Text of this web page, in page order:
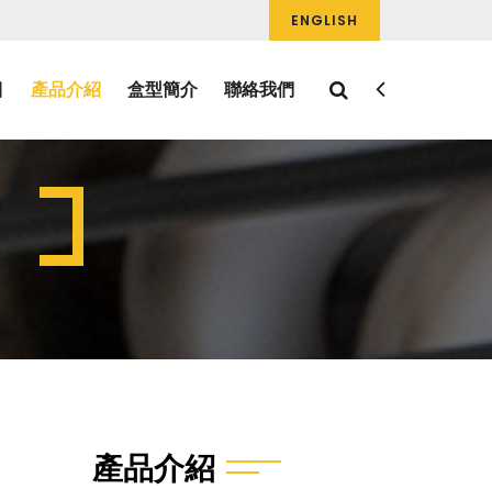
ENGLISH
產品介紹 盒型簡介 聯絡我們
產品介紹